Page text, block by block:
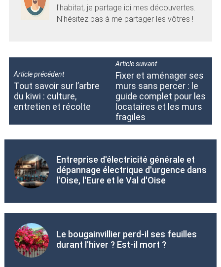
l'habitat, je partage ici mes découvertes.
N'hésitez pas à me partager les vôtres !
Article précédent
Tout savoir sur l’arbre
du kiwi : culture,
entretien et récolte
Article suivant
Fixer et aménager ses
murs sans percer : le
guide complet pour les
locataires et les murs
fragiles
Entreprise d'électricité générale et
dépannage électrique d'urgence dans
l'Oise, l'Eure et le Val d'Oise
Le bougainvillier perd-il ses feuilles
durant l'hiver ? Est-il mort ?